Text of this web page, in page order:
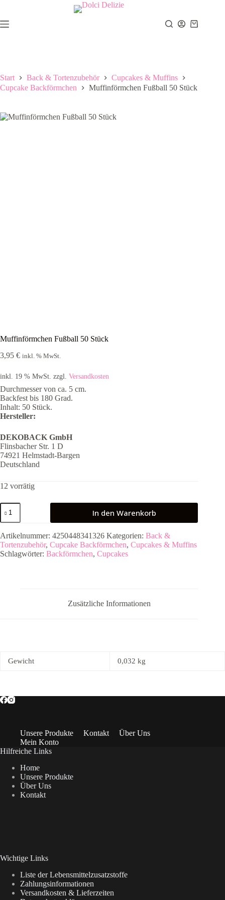
springen
Warenkorb
Start Back & Tortenzubehör
Cupcakes & Muffins
Cupcake Backförmchen
Muffinförmchen Fußball 50 Stück
Muffinförmchen Fußball 50 Stück
3,95 € inkl. % MwSt.
inkl. 19 % MwSt. zzgl. Versandkosten
Durchmesser von ca. 5 cm.
Backfest bis 180 Grad.
Inhalt: 50 Stück.
Hersteller:
DEKOBACK GmbH
Flinsbacher Str. 1 D
74921 Helmstadt-Bargen
Deutschland
12 vorrätig
Muffinförmchen
Fußball
50
Stück
Menge
In den Warenkorb
Artikelnummer: 4250448341326 Kategorien: Back &
Tortenzubehör, Cupcake Backförmchen, Cupcakes & Muffins
Schlagwörter: Backförmchen, Cupcakes
Zusätzliche Informationen
Gewicht 0,032 kg
Unsere Produkte Kontakt
Über Uns
Mein Konto
Hilfreiche Links
Home
Unsere Produkte
Über Uns
Kontakt
Wichtige Links
Liste der Lebensmittelzusatzstoffe
Zahlungsinformationen
Versandkosten & Lieferzeiten